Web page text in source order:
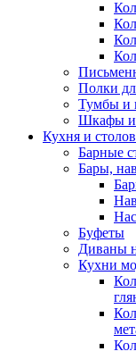
Полки
Тумбы и
Шкафы и
Кухня и
Барные
Бары,
Буфеты
Диваны
Кухни